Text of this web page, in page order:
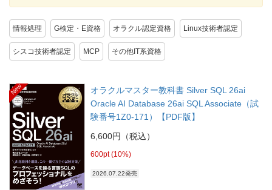
情報処理 G検定・E資格 オラクル認定資格 Linux技術者認定
シスコ技術者認定 MCP その他IT系資格
New
オラクルマスター教科書 Silver SQL 26ai
Oracle AI Database 26ai SQL Associate（試
験番号1Z0-171）【PDF版】
6,600円（税込）
600pt (10%)
2026.07.22発売